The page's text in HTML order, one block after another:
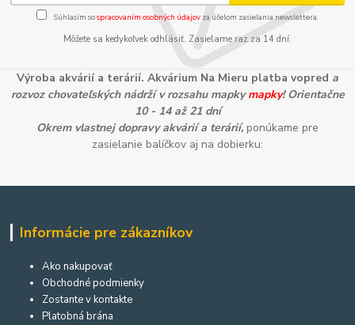
Súhlasím sospracovaním osobných údajov za účelom zasielania newslettera.
Môžete sa kedykoľvek odhlásiť. Zasielame raz za 14 dní.
Výroba akvárií a terárií. Akvárium Na Mieru platba vopred a
rozvoz chovateľských nádrží v rozsahu mapkymapky! Orientačne
10 - 14 až 21 dní
Okrem vlastnej dopravy akvárií a terárií, ponúkame pre
zasielanie balíčkov aj na dobierku:
Informácie pre zákazníkov
Ako nakupovať
Obchodné podmienky
Zostante v kontakte
Platobná brána